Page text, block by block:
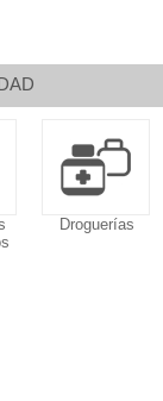
Droguerías